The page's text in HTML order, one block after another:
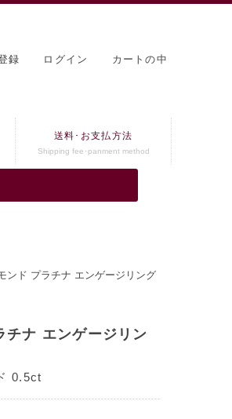
録 ログイン カートの中
送料･お支払方法
Shipping fee･panment method
ンド プラチナ エンゲージリング
チナ エンゲージリン
0.5ct